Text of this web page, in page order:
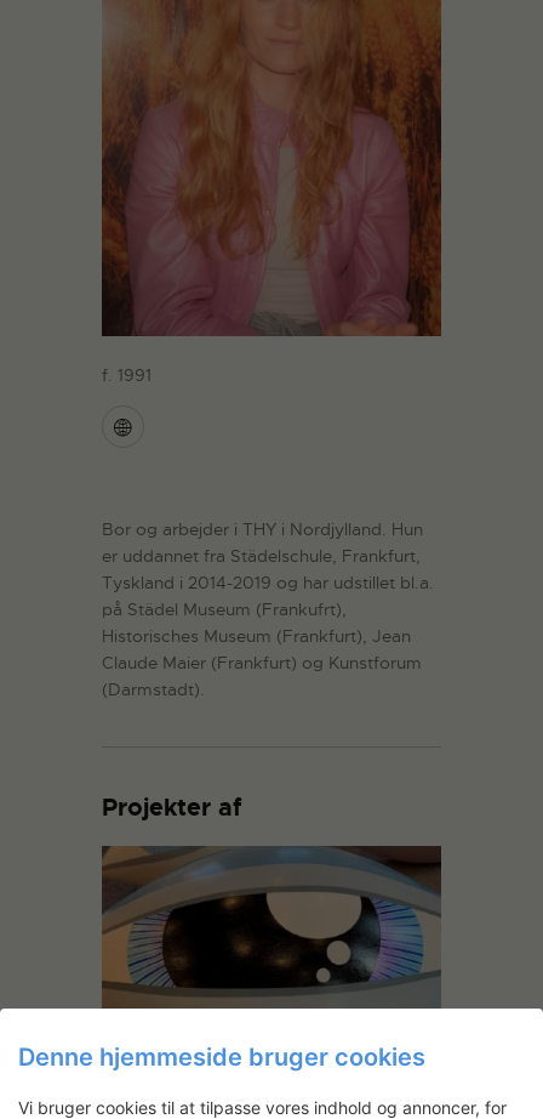
f. 1991
Bor og arbejder i THY i Nordjylland. Hun
er uddannet fra Städelschule, Frankfurt,
Tyskland i 2014-2019 og har udstillet bl.a.
på Städel Museum (Frankufrt),
Historisches Museum (Frankfurt), Jean
Claude Maier (Frankfurt) og Kunstforum
(Darmstadt).
Projekter af
Soley Ragnarsdottir:
Organizing Principles
Denne hjemmeside bruger cookies
Vi bruger cookies til at tilpasse vores indhold og annoncer, for